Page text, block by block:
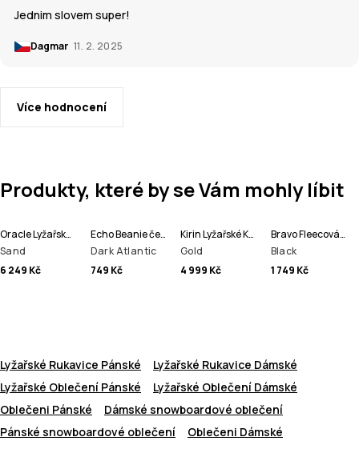
Jednim slovem super!
Dagmar 11. 2. 2025
Více hodnocení
Produkty, které by se Vám mohly líbit
Oracle Lyžařská Bunda Pánské
Sand
6 249 Kč
Echo Beanie čepice
Dark Atlantic
749 Kč
Kirin Lyžařské Kalhoty Pánské
Gold
4 999 Kč
Bravo Fleecová Mikina Pánské
Black
1 749 Kč
Lyžařské Rukavice Pánské
Lyžařské Rukavice Dámské
Lyžařské Oblečení Pánské
Lyžařské Oblečení Dámské
Oblečeni Pánské
Dámské snowboardové oblečení
Pánské snowboardové oblečení
Oblečeni Dámské